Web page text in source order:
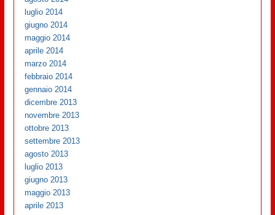
luglio 2014
giugno 2014
maggio 2014
aprile 2014
marzo 2014
febbraio 2014
gennaio 2014
dicembre 2013
novembre 2013
ottobre 2013
settembre 2013
agosto 2013
luglio 2013
giugno 2013
maggio 2013
aprile 2013